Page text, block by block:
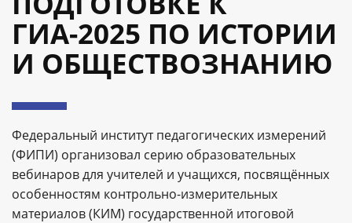
ГИА-2025 ПО ИСТОРИИ
И ОБЩЕСТВОЗНАНИЮ
Федеральный институт педагогических измерений
(ФИПИ) организовал серию образовательных
вебинаров для учителей и учащихся, посвящённых
особенностям контрольно-измерительных
материалов (КИМ) государственной итоговой